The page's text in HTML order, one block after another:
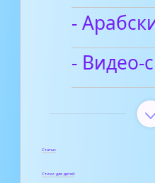
-
- Видео-
Статьи
Стихи для детей